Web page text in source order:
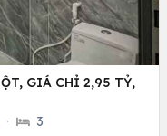
GIÁ CHỈ 2,95 TỶ,
· 3